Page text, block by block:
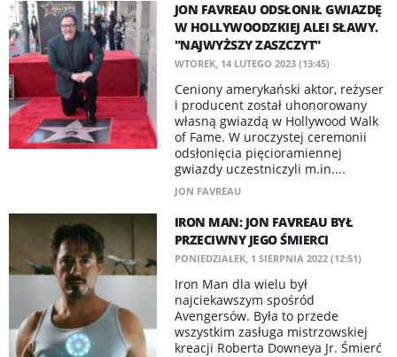
JON FAVREAU ODSŁONIŁ GWIAZDĘ
W HOLLYWOODZKIEJ ALEI SŁAWY.
"NAJWYŻSZY ZASZCZYT"
WTOREK, 14 LUTEGO 2023 (13:45)
Ceniony amerykański aktor, reżyser
i producent został uhonorowany
własną gwiazdą w Hollywood Walk
of Fame. W uroczystej ceremonii
odsłonięcia pięcioramiennej
gwiazdy uczestniczyli m.in....
JON FAVREAU
IRON MAN: JON FAVREAU BYŁ
PRZECIWNY JEGO ŚMIERCI
PONIEDZIAŁEK, 1 SIERPNIA 2022 (12:51)
Iron Man dla wielu był
najciekawszym spośród
Avengersów. Była to przede
wszystkim zasługa mistrzowskiej
kreacji Roberta Downeya Jr. Śmierć